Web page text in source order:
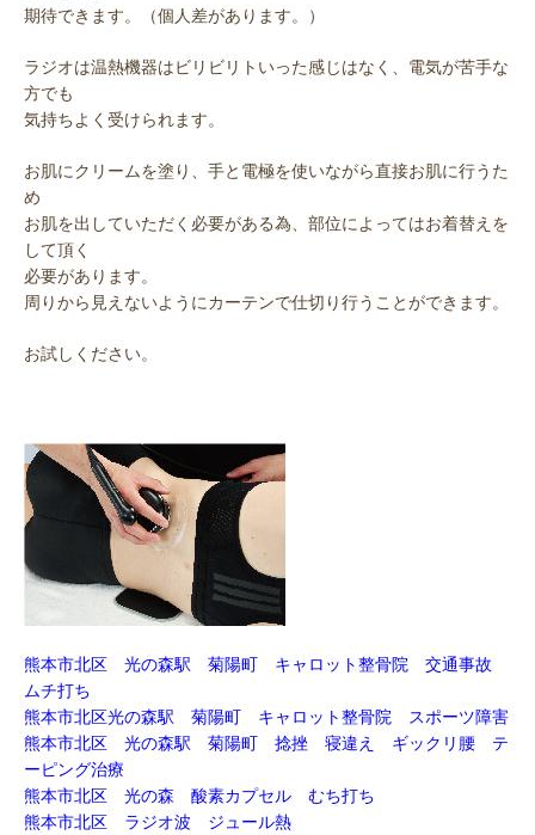
期待できます。（個人差があります。）
ラジオは温熱機器はビリビリトいった感じはなく、電気が苦手な
方でも
気持ちよく受けられます。
お肌にクリームを塗り、手と電極を使いながら直接お肌に行うた
め
お肌を出していただく必要がある為、部位によってはお着替えを
して頂く
必要があります。
周りから見えないようにカーテンで仕切り行うことができます。
お試しください。
熊本市北区 光の森駅 菊陽町 キャロット整骨院 交通事故
ムチ打ち
熊本市北区光の森駅 菊陽町 キャロット整骨院 スポーツ障害
熊本市北区 光の森駅 菊陽町 捻挫 寝違え ギックリ腰 テ
ーピング治療
熊本市北区 光の森 酸素カプセル むち打ち
熊本市北区 ラジオ波 ジュール熱